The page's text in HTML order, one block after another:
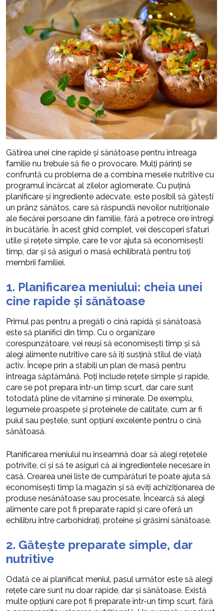
Gătirea unei cine rapide și sănătoase pentru întreaga
familie nu trebuie să fie o provocare. Mulți părinți se
confruntă cu problema de a combina mesele nutritive cu
programul încărcat al zilelor aglomerate. Cu puțină
planificare și ingrediente adecvate, este posibil să gătești
un prânz sănătos, care să răspundă nevoilor nutriționale
ale fiecărei persoane din familie, fără a petrece ore întregi
în bucătărie. În acest ghid complet, vei descoperi sfaturi
utile și rețete simple, care te vor ajuta să economisești
timp, dar și să asiguri o masă echilibrată pentru toți
membrii familiei.
1. Planificarea meniului: cheia unei
cine rapide și sănătoase
Primul pas pentru a pregăti o cină rapidă și sănătoasă
este să planifici din timp. Cu o organizare
corespunzătoare, vei reuși să economisești timp și să
alegi alimente nutritive care să îți susțină stilul de viață
activ. Începe prin a stabili un plan de masă pentru
întreaga săptămână. Poți include rețete simple și rapide,
care se pot prepara într-un timp scurt, dar care sunt
totodată pline de vitamine și minerale. De exemplu,
legumele proaspete și proteinele de calitate, cum ar fi
puiul sau peștele, sunt opțiuni excelente pentru o cină
sănătoasă.
Planificarea meniului nu înseamnă doar să alegi rețetele
potrivite, ci și să te asiguri că ai ingredientele necesare în
casă. Crearea unei liste de cumpărături te poate ajuta să
economisești timp la magazin și să eviți achiziționarea de
produse nesănătoase sau procesate. Încearcă să alegi
alimente care pot fi preparate rapid și care oferă un
echilibru între carbohidrați, proteine și grăsimi sănătoase.
2. Gătește preparate simple, dar
nutritive
Odată ce ai planificat meniul, pasul următor este să alegi
rețete care sunt nu doar rapide, dar și sănătoase. Există
multe opțiuni care pot fi preparate într-un timp scurt, fără